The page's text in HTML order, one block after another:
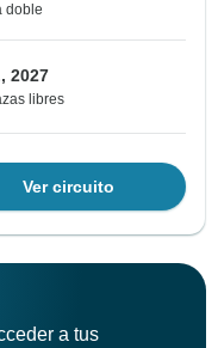
doble
2027
libres
Ver circuito
a tus